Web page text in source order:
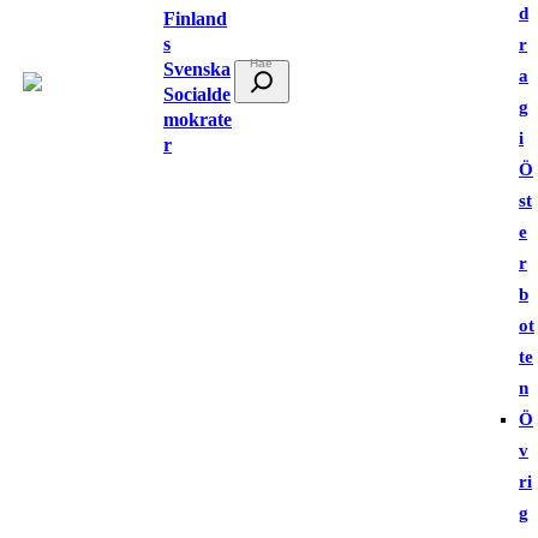
Finland
s
Svenska
Socialde
mokrate
r
ö
d
r
a
g
i
Ö
st
e
r
b
ot
te
n
Ö
v
ri
g